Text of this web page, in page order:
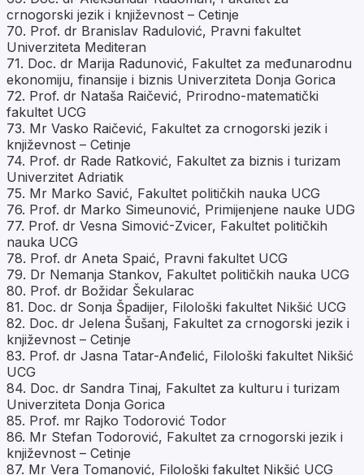
crnogorski jezik i književnost – Cetinje
70. Prof. dr Branislav Radulović, Pravni fakultet
Univerziteta Mediteran
71. Doc. dr Marija Radunović, Fakultet za međunarodnu
ekonomiju, finansije i biznis Univerziteta Donja Gorica
72. Prof. dr Nataša Raičević, Prirodno-matematički
fakultet UCG
73. Mr Vasko Raičević, Fakultet za crnogorski jezik i
književnost – Cetinje
74. Prof. dr Rade Ratković, Fakultet za biznis i turizam
Univerzitet Adriatik
75. Mr Marko Savić, Fakultet političkih nauka UCG
76. Prof. dr Marko Simeunović, Primijenjene nauke UDG
77. Prof. dr Vesna Simović-Zvicer, Fakultet političkih
nauka UCG
78. Prof. dr Aneta Spaić, Pravni fakultet UCG
79. Dr Nemanja Stankov, Fakultet političkih nauka UCG
80. Prof. dr Božidar Šekularac
81. Doc. dr Sonja Špadijer, Filološki fakultet Nikšić UCG
82. Doc. dr Jelena Šušanj, Fakultet za crnogorski jezik i
književnost – Cetinje
83. Prof. dr Jasna Tatar-Anđelić, Filološki fakultet Nikšić
UCG
84. Doc. dr Sandra Tinaj, Fakultet za kulturu i turizam
Univerziteta Donja Gorica
85. Prof. mr Rajko Todorović Todor
86. Mr Stefan Todorović, Fakultet za crnogorski jezik i
književnost – Cetinje
87. Mr Vera Tomanović, Filološki fakultet Nikšić UCG